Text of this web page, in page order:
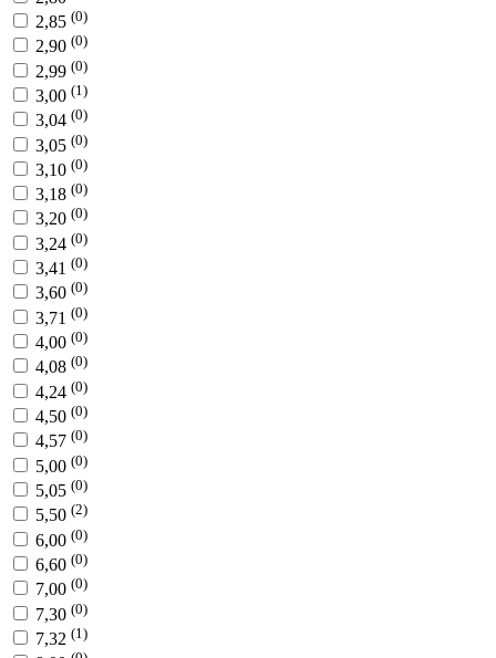
2,85 (0)
2,90 (0)
2,99 (0)
3,00 (1)
3,04 (0)
3,05 (0)
3,10 (0)
3,18 (0)
3,20 (0)
3,24 (0)
3,41 (0)
3,60 (0)
3,71 (0)
4,00 (0)
4,08 (0)
4,24 (0)
4,50 (0)
4,57 (0)
5,00 (0)
5,05 (0)
5,50 (2)
6,00 (0)
6,60 (0)
7,00 (0)
7,30 (0)
7,32 (1)